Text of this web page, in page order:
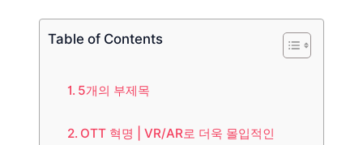
Table of Contents
5개의 부제목
OTT 혁명 | VR/AR로 더욱 몰입적인